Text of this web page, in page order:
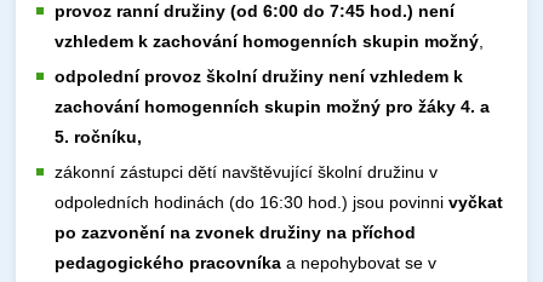
provoz ranní družiny (od 6:00 do 7:45 hod.) není
vzhledem k zachování homogenních skupin možný
odpolední provoz školní družiny není vzhledem k
zachování homogenních skupin možný pro žáky 4. a
5. ročníku,
zákonní zástupci dětí navštěvující školní družinu v
odpoledních hodinách (do 16:30 hod.) jsou povinnivyčkat
po zazvonění na zvonek družiny na příchod
pedagogického pracovníka a nepohybovat se v